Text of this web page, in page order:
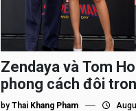
Zendaya và Tom
phong cách đôi
bá Spider-Man
by Thai Khang Pham